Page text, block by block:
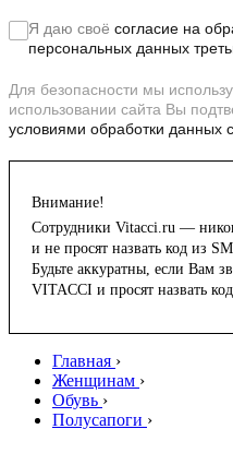
Я даю своё согласие на
персональных данных
Для безопасности мы
использовании сайта Вы
условиями обработки данных
Внимание!
Сотрудники Vitacci.ru —
и не просят назвать код из
Будьте аккуратны, если Вам
VITACCI и просят назвать
Главная ›
Женщинам ›
Обувь ›
Полусапоги ›